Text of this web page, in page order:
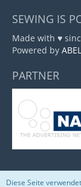
SEWING IS
Made with ♥
Powered by
PARTNER
Diese Seite